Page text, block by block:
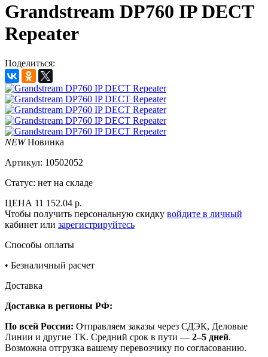
Grandstream DP760 IP DECT
Repeater
Поделиться:
NEWНовинка
Артикул: 10502052
Статус: нет на складе
ЦЕНА 11 152.04 р.
Чтобы получить персональную скидку войдите в личный
кабинет или зарегистрируйтесь
Способы оплаты
• Безналичный расчет
Доставка
Доставка в регионы РФ:
По всей России: Отправляем заказы через СДЭК, Деловые
Линии и другие ТК. Средний срок в пути — 2–5 дней.
Возможна отгрузка вашему перевозчику по согласованию.